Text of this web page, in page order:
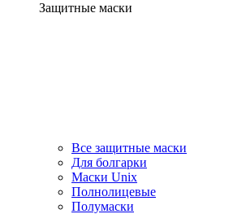
Защитные маски
Все защитные маски
Для болгарки
Маски Unix
Полнолицевые
Полумаски